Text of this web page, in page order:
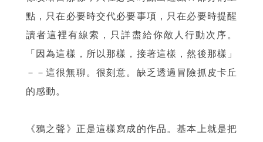
點，只在必要時交代必要事項，只在必要時提醒
讀者這裡有線索，只詳盡給你敵人行動次序。
「因為這樣，所以那樣，接著這樣，然後那樣」
－－這很無聊。很刻意。缺乏透過冒險抓皮卡丘
的感動。
《鴉之聲》正是這樣寫成的作品。基本上就是把